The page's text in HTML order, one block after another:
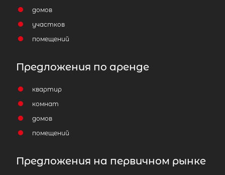
домов
участков
помещений
Предложения по аренде
квартир
комнат
домов
помещений
Предложения на первичном рынке